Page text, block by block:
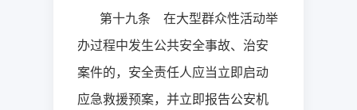
第十九条 在大型群众性活动举
办过程中发生公共安全事故、治安
案件的，安全责任人应当立即启动
应急救援预案，并立即报告公安机